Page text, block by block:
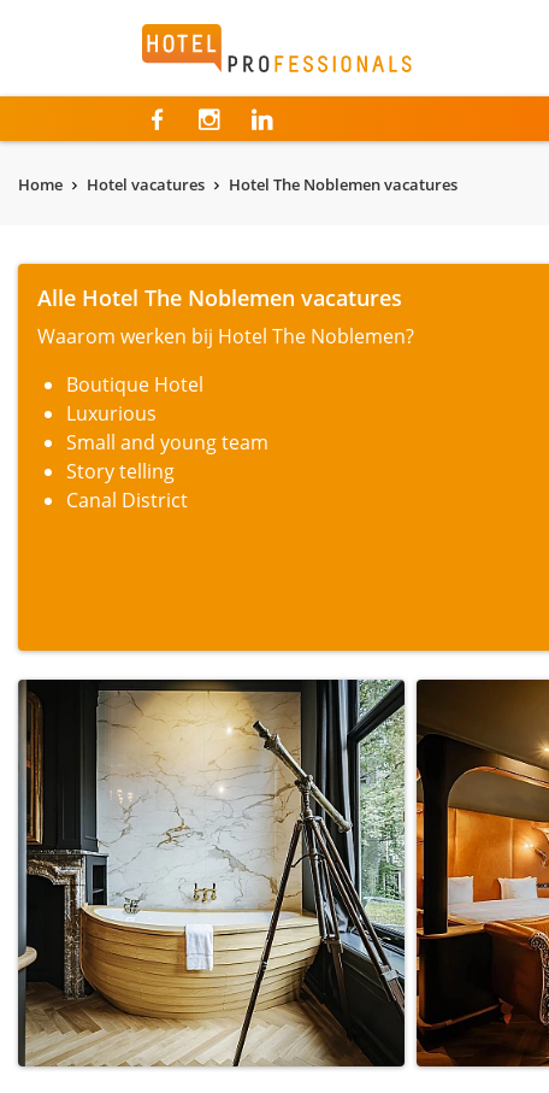
Hotelprofessionals
Home Hotel vacatures Hotel The Noblemen vacatures
Alle Hotel The Noblemen vacatures
Waarom werken bij Hotel The Noblemen?
Boutique Hotel
Luxurious
Small and young team
Story telling
Canal District